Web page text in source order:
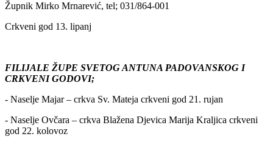
Župnik Mirko Mrnarević, tel; 031/864-001
Crkveni god 13. lipanj
FILIJALE ŽUPE SVETOG ANTUNA PADOVANSKOG I
CRKVENI GODOVI;
- Naselje Majar – crkva Sv. Mateja crkveni god 21. rujan
- Naselje Ovčara – crkva Blažena Djevica Marija Kraljica crkveni
god 22. kolovoz